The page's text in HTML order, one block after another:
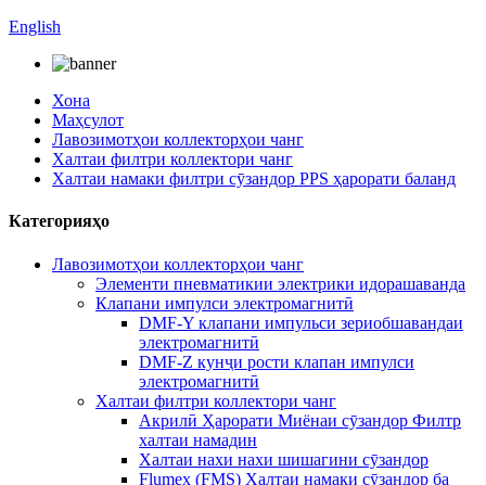
English
Хона
Маҳсулот
Лавозимотҳои коллекторҳои чанг
Халтаи филтри коллектори чанг
Халтаи намаки филтри сӯзандор PPS ҳарорати баланд
Категорияҳо
Лавозимотҳои коллекторҳои чанг
Элементи пневматикии электрики идорашаванда
Клапани импулси электромагнитӣ
DMF-Y клапани импульси зериобшавандаи
электромагнитӣ
DMF-Z кунҷи рости клапан импулси
электромагнитӣ
Халтаи филтри коллектори чанг
Акрилӣ Ҳарорати Миёнаи сӯзандор Филтр
халтаи намадин
Халтаи нахи нахи шишагини сӯзандор
Flumex (FMS) Халтаи намаки сӯзандор ба